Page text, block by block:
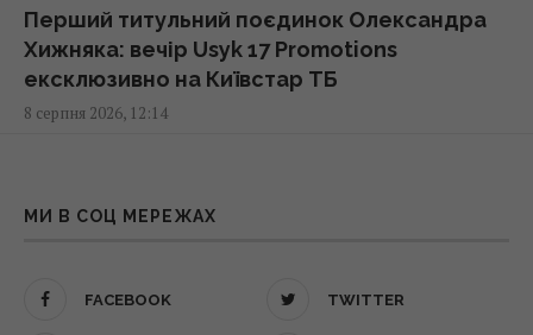
Ви неправильно заряджаєте смартфон: 6
популярних міфів, які давно розвінчали
12:50 субота, 08 серпня 2026
користю
Перший титульний поєдинок Олександра
Хижняка: вечір Usyk 17 Promotions
ексклюзивно на Київстар ТБ
8 серпня 2026, 12:14
розкрили ідеальний час
МИ В СОЦ МЕРЕЖАХ
FACEBOOK TWITTER